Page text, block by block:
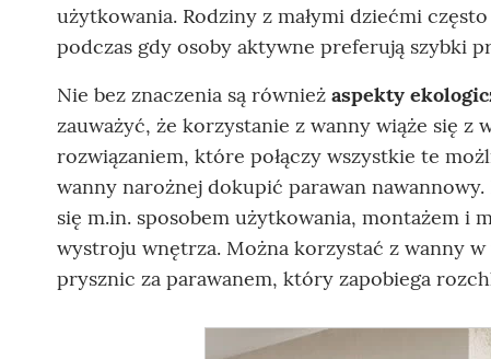
użytkowania. Rodziny z małymi dziećmi
podczas gdy osoby aktywne preferują szybki
Nie bez znaczenia są również aspekty
zauważyć, że korzystanie z wanny wiąże się
rozwiązaniem, które połączy wszystkie te
wanny narożnej dokupić parawan
się m.in. sposobem użytkowania, montażem i
wystroju wnętrza. Można korzystać z wanny
prysznic za parawanem, który zapobiega